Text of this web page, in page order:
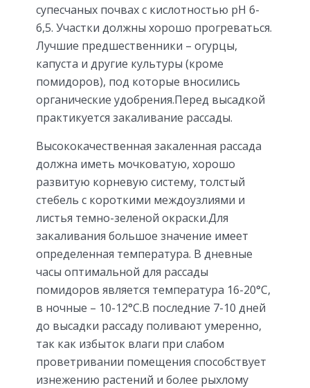
супесчаных почвах с кислотностью рН 6-
6,5. Участки должны хорошо прогреваться.
Лучшие предшественники – огурцы,
капуста и другие культуры (кроме
помидоров), под которые вносились
органические удобрения.Перед высадкой
практикуется закаливание рассады.
Высококачественная закаленная рассада
должна иметь мочковатую, хорошо
развитую корневую систему, толстый
стебель с короткими междоузлиями и
листья темно-зеленой окраски.Для
закаливания большое значение имеет
определенная температура. В дневные
часы оптимальной для рассады
помидоров является температура 16-20°С,
в ночные – 10-12°С.В последние 7-10 дней
до высадки рассаду поливают умеренно,
так как избыток влаги при слабом
проветривании помещения способствует
изнежению растений и более рыхлому